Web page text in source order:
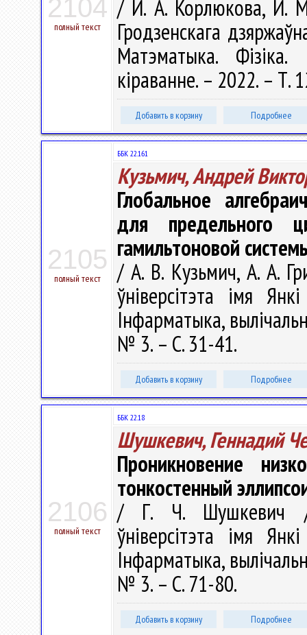
2104
полный текст
/ И. А. Корлюкова, И.
Гродзенскага
Матэматыка. Фізіка.
кіраванне. – 2022. –
Добавить в корзину Подробнее
2105
полный текст
ББК 22.161
Кузьмич, Андрей
Глобальное
для предельного
гамильтоновой
/ А. В. Кузьмич, А. А.
ўніверсітэта імя
Інфарматыка,
№ 3. – С. 31-41.
Добавить в корзину Подробнее
2106
полный текст
ББК 22.18
Шушкевич, Геннадий
Проникновение
тонкостенный
/ Г. Ч. Шушкевич //
ўніверсітэта імя
Інфарматыка,
№ 3. – С. 71-80.
Добавить в корзину Подробнее